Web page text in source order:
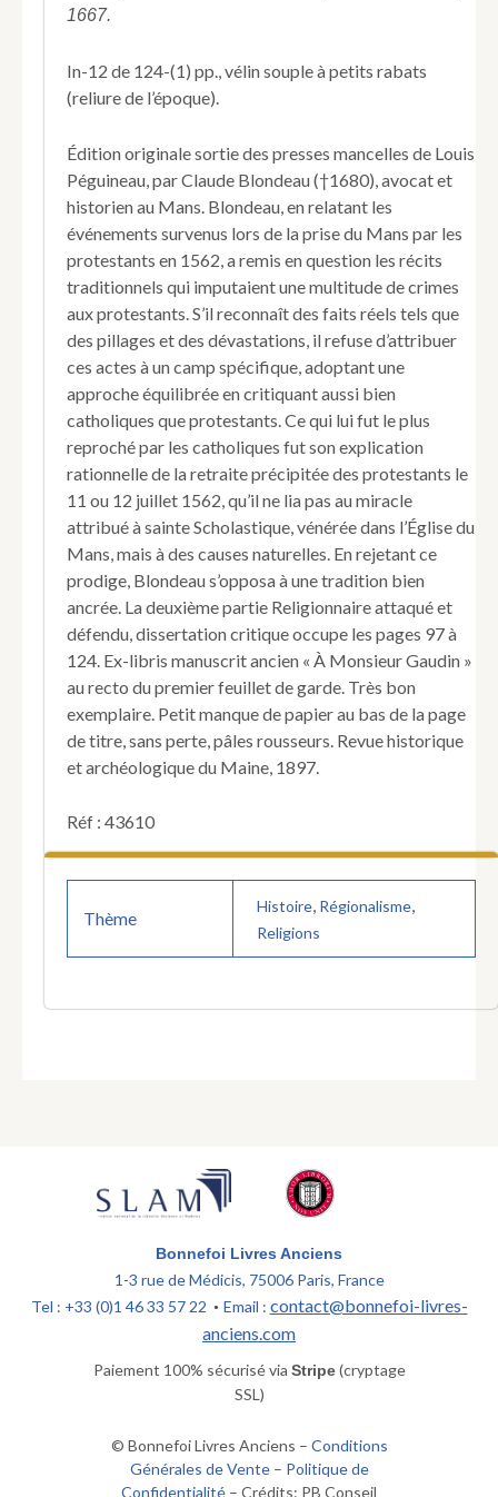
l'année
mille
cinq
soixante
&
deux.
Conversation
par
escrit
à
Mr.
D.
A.
C.
1667.
In-12 de 124-(1) pp., vélin souple à petits rabats
(reliure de l’époque).
Édition originale sortie des presses mancelles de Louis
Péguineau, par Claude Blondeau (†1680), avocat et
historien au Mans. Blondeau, en relatant les
événements survenus lors de la prise du Mans par les
protestants en 1562, a remis en question les récits
traditionnels qui imputaient une multitude de crimes
aux protestants. S’il reconnaît des faits réels tels que
des pillages et des dévastations, il refuse d’attribuer
ces actes à un camp spécifique, adoptant une
approche équilibrée en critiquant aussi bien
catholiques que protestants. Ce qui lui fut le plus
reproché par les catholiques fut son explication
rationnelle de la retraite précipitée des protestants le
11 ou 12 juillet 1562, qu’il ne lia pas au miracle
attribué à sainte Scholastique, vénérée dans l’Église du
Mans, mais à des causes naturelles. En rejetant ce
prodige, Blondeau s’opposa à une tradition bien
ancrée. La deuxième partie Religionnaire attaqué et
défendu, dissertation critique occupe les pages 97 à
124. Ex-libris manuscrit ancien « À Monsieur Gaudin »
au recto du premier feuillet de garde. Très bon
exemplaire. Petit manque de papier au bas de la page
de titre, sans perte, pâles rousseurs. Revue historique
et archéologique du Maine, 1897.
Réf : 43610
Thème
Histoire, Régionalisme,
Religions
Bonnefoi Livres Anciens
1-3 rue de Médicis, 75006 Paris, France
Tel : +33 (0)1 46 33 57 22 • Email : contact@bonnefoi-livres-
anciens.com
Paiement 100% sécurisé via Stripe(cryptage
SSL)
© Bonnefoi Livres Anciens – Conditions
Générales de Vente– Politique de
Confidentialité – Crédits: PB Conseil